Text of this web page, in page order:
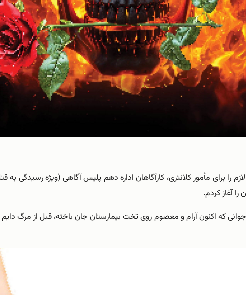
را برای مأمور کلانتری‌، کارآگاهان اداره دهم پلیس آگاهی (ویژه
آغاز کردم.
که اکنون آرام و معصوم روی تخت بیمارستان جان باخته‌، قبل از مرگ